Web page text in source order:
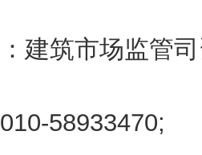
筑市场监管
58933470;